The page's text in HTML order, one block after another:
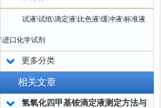
试液\试纸\滴定液\比色液\缓冲液\标准液
\进口化学试剂
更多分类
相关文章
氢氧化四甲基铵滴定液测定方法与